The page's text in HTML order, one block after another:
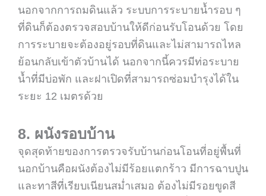
นอกจากการถมดินแล้ว ระบบการระบายน้ำรอบ ๆ
ที่ดินก็ต้องตรวจสอบบ้านให้ดีก่อนรับโอนด้วย โดย
การระบายจะต้องอยู่รอบที่ดินและไม่สามารถไหล
ย้อนกลับเข้าตัวบ้านได้ นอกจากนี้ควรมีท่อระบาย
น้ำที่มีบ่อพัก และฝาเปิดที่สามารถซ่อมบำรุงได้ใน
ระยะ 12 เมตรด้วย
8. ผนังรอบบ้าน
จุดสุดท้ายของการตรวจรับบ้านก่อนโอนที่อยู่พื้นที่
นอกบ้านคือผนังต้องไม่มีร้อยแตกร้าว มีการฉาบปูน
และทาสีที่เรียบเนียนสม่ำเสมอ ต้องไม่มีรอยขูดสี